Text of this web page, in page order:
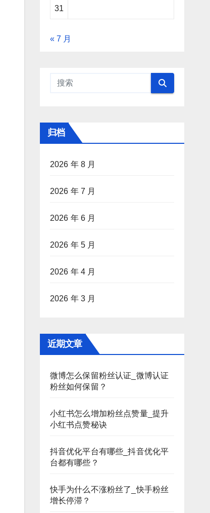
31
« 7 月
归档
2026 年 8 月
2026 年 7 月
2026 年 6 月
2026 年 5 月
2026 年 4 月
2026 年 3 月
近期文章
微博怎么保留粉丝认证_微博认证
粉丝如何保留？
小红书怎么增加粉丝点赞量_提升
小红书点赞秘诀
抖音优化平台有哪些_抖音优化平
台都有哪些？
快手为什么不涨粉丝了_快手粉丝
增长停滞？